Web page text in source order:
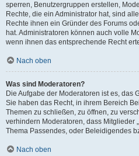
sperren, Benutzergruppen erstellen,
Rechte, die ein Administrator hat, sind
Rechte ihnen ein Gründer des Forums
hat. Administratoren können auch volle
wenn ihnen das entsprechende Recht
Nach oben
Was sind Moderatoren?
Die Aufgabe der Moderatoren ist es, das
Sie haben das Recht, in ihrem Bereich
Themen zu schließen, zu öffnen, zu
verhindern Moderatoren, dass Mitglieder
Thema Passendes, oder Beleidigendes
Nach oben